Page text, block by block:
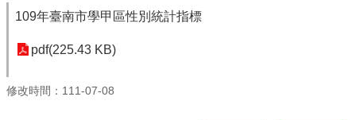
109年臺南市學甲區性別統計指標
pdf(225.43 KB)
修改時間：111-07-08